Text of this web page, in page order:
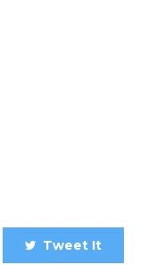
Tweet It